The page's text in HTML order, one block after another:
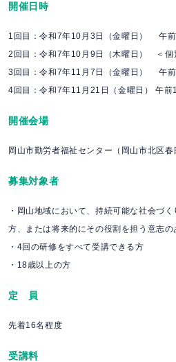
開催日時
1回目：令和7年10月3日（金曜日） 午
2回目：令和7年10月9日（木曜日） ＜個
3回目：令和7年11月7日（金曜日） 午
4回目：令和7年11月21日（金曜日） 午前
開催会場
岡山市勤労者福祉センター（岡山市北区春
募集対象者
・岡山地域において、持続可能な社会づ
方、または将来的にその役割を担う意志の
・4回の研修をすべて受講できる方
・18歳以上の方
定 員
先着16名程度
受講料